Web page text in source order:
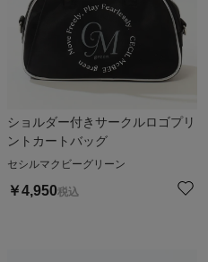
ショルダー付きサークルロゴプリ
ントカートバッグ
セシルマクビーグリーン
￥4,950税込